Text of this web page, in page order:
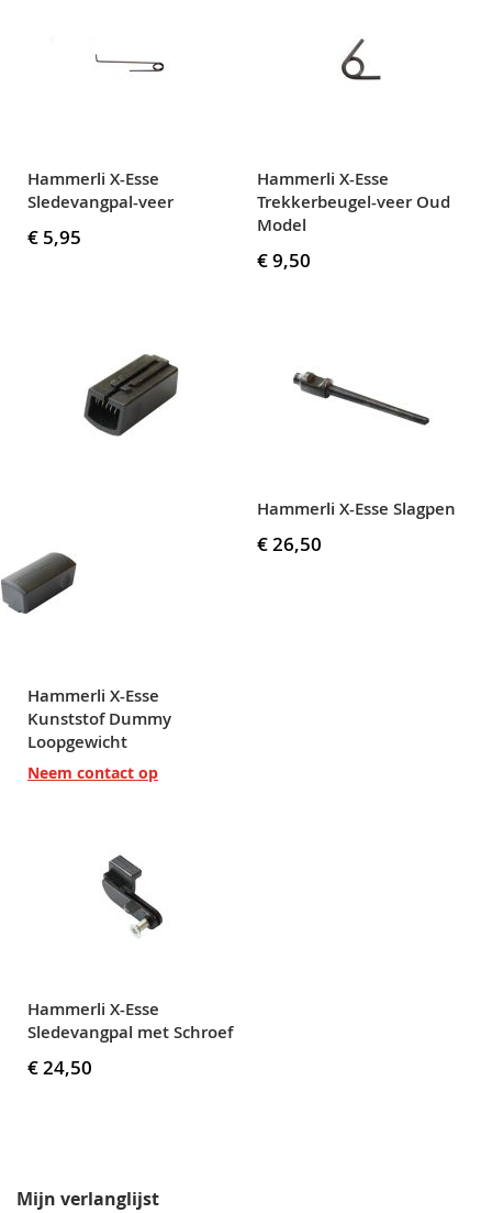
Hammerli X-Esse
Sledevangpal-veer
€ 5,95
Hammerli X-Esse
Trekkerbeugel-veer Oud
Model
€ 9,50
Hammerli X-Esse
Kunststof Dummy
Loopgewicht
Neem contact op
Hammerli X-Esse Slagpen
€ 26,50
Hammerli X-Esse
Sledevangpal met Schroef
€ 24,50
Mijn verlanglijst